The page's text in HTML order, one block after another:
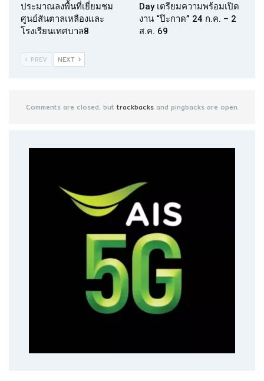
ประมาณลงพื้นที่เยี่ยมชม
ศูนย์สันตาลเหลืองและ
โรงเรียนเทศบาล8
Day เตรียมความพร้อมเปิด
งาน “ป๊ะกาด” 24 ก.ค. – 2
ส.ค. 69
PREV NEXT
Comments are closed, buttrackbacksand pingbacks are open.